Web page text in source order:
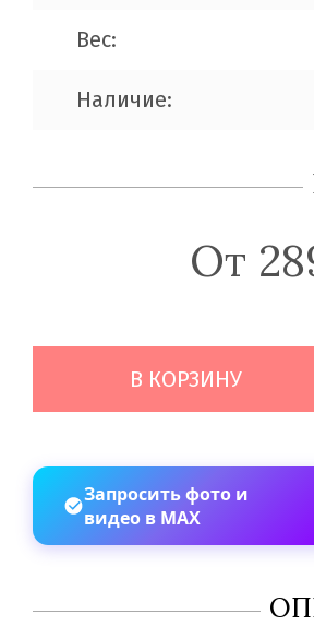
Вес:
Наличие:
От
В КОРЗИНУ
Запросить фото и
видео в MAX